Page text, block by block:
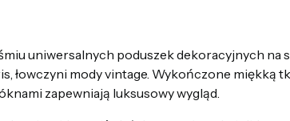
uniwersalnych poduszek dekoracyjnych na
łowczyni mody vintage. Wykończone miękką
zapewniają luksusowy wygląd.